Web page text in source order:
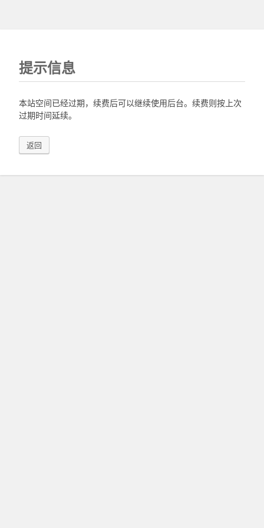
提示信息
本站空间已经过期，续费后可以继续使用后台。续费则按上次
过期时间延续。
返回